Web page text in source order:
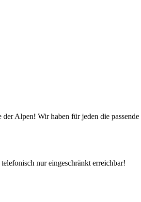
Alpen! Wir haben für jeden die
nur eingeschränkt erreichbar!